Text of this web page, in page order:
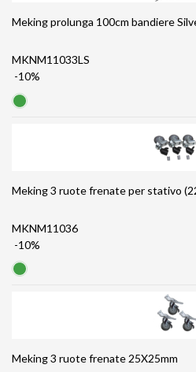
Meking prolunga 100cm bandiere
MKNM11033LS
-10%
Meking 3 ruote frenate per stativo
MKNM11036
-10%
Meking 3 ruote frenate 25X25mm